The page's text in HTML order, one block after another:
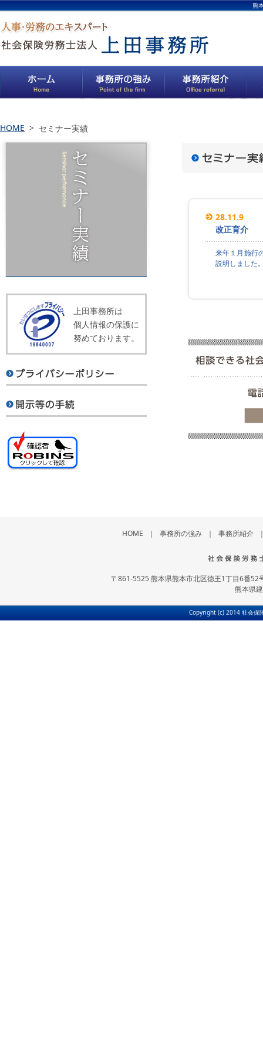
熊
HOME > セミナー実績
28.11.9
改正育介
来年１月施行
説明しました
上田事務所は
個人情報の保護に
努めております。
HOME ｜ 事務所の強み ｜ 事務所紹介
〒861-5525 熊本県熊本市北区徳王1丁目6番
熊本県
Copyright (c) 2014 社会